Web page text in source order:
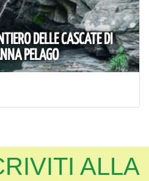
DELLE CASCATE DI
PELAGO
ALLA